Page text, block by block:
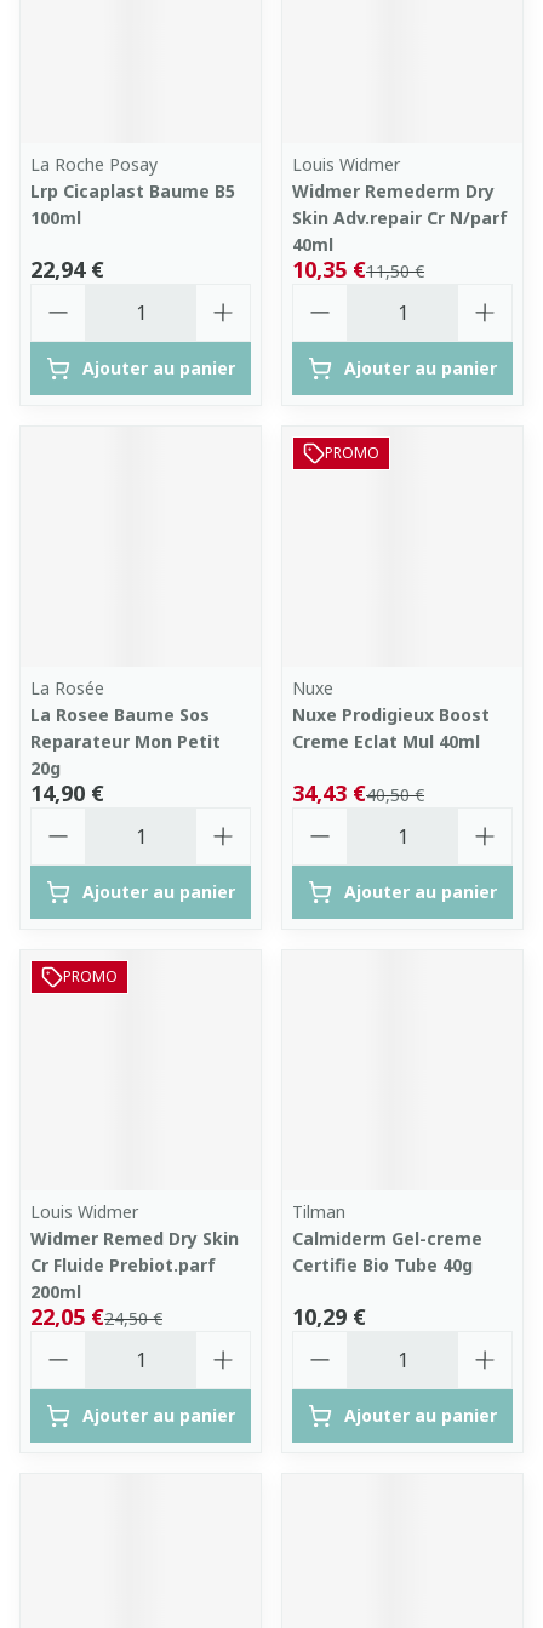
La Roche Posay
Lrp Cicaplast Baume B5
100ml
22,94 €
Ajouter au panier
Louis Widmer
Widmer Remederm Dry
Skin Adv.repair Cr N/parf
40ml
11,50 €
10,35 €
Ajouter au panier
La Rosée
La Rosee Baume Sos
Reparateur Mon Petit
20g
14,90 €
Ajouter au panier
PROMO
Nuxe
Nuxe Prodigieux Boost
Creme Eclat Mul 40ml
40,50 €
34,43 €
Ajouter au panier
PROMO
Louis Widmer
Widmer Remed Dry Skin
Cr Fluide Prebiot.parf
200ml
24,50 €
22,05 €
Ajouter au panier
Tilman
Calmiderm Gel-creme
Certifie Bio Tube 40g
10,29 €
Ajouter au panier